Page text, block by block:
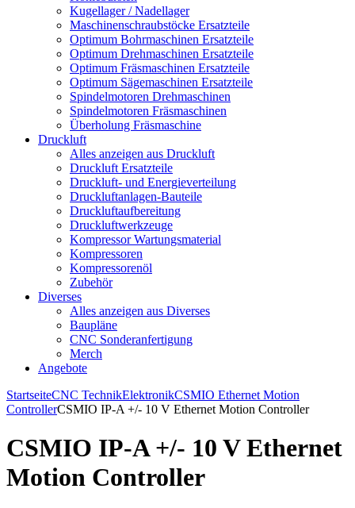
Kugellager / Nadellager
Maschinenschraubstöcke Ersatzteile
Optimum Bohrmaschinen Ersatzteile
Optimum Drehmaschinen Ersatzteile
Optimum Fräsmaschinen Ersatzteile
Optimum Sägemaschinen Ersatzteile
Spindelmotoren Drehmaschinen
Spindelmotoren Fräsmaschinen
Überholung Fräsmaschine
Druckluft
Alles anzeigen aus Druckluft
Druckluft Ersatzteile
Druckluft- und Energieverteilung
Druckluftanlagen-Bauteile
Druckluftaufbereitung
Druckluftwerkzeuge
Kompressor Wartungsmaterial
Kompressoren
Kompressorenöl
Zubehör
Diverses
Alles anzeigen aus Diverses
Baupläne
CNC Sonderanfertigung
Merch
Angebote
StartseiteCNC TechnikElektronikCSMIO Ethernet Motion
ControllerCSMIO IP-A +/- 10 V Ethernet Motion Controller
CSMIO IP-A +/- 10 V Ethernet
Motion Controller